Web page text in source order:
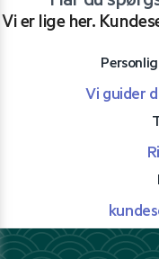
Vi er lige her.
Vi guider